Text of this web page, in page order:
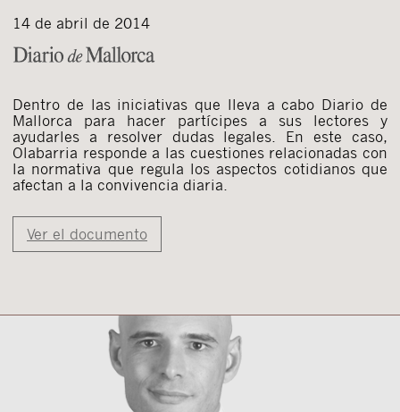
14 de abril de 2014
Dentro de las iniciativas que lleva a cabo Diario de
Mallorca para hacer partícipes a sus lectores y
ayudarles a resolver dudas legales. En este caso,
Olabarria responde a las cuestiones relacionadas con
la normativa que regula los aspectos cotidianos que
afectan a la convivencia diaria.
Ver el documento